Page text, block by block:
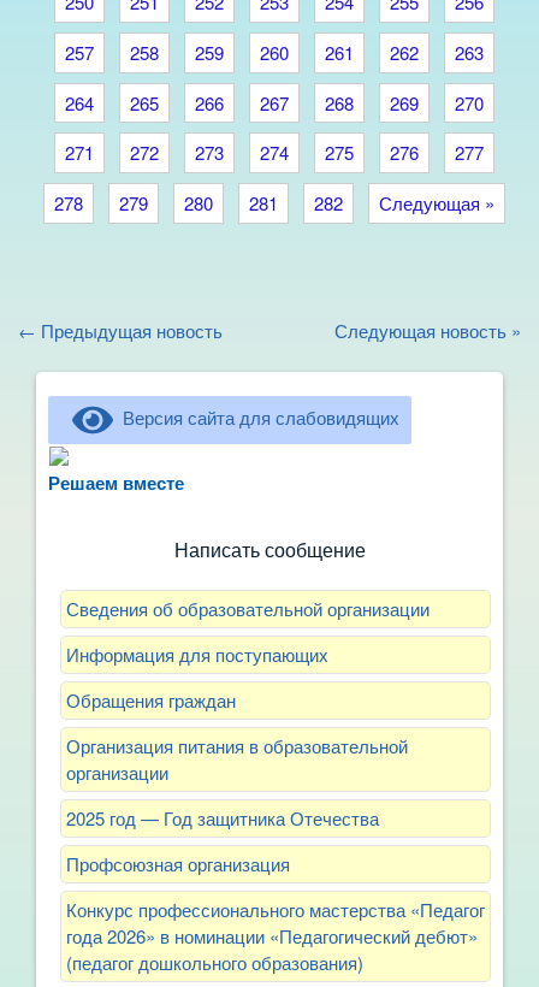
257
258 259 260 261 262
263
264
265 266 267 268 269
270
271
272 273 274 275 276
277
278
279 280 281 282 Следующая »
← Предыдущая новость Следующая новость »
Версия сайта для слабовидящих
Решаем вместерассказать о воспитателях? Знаете, как
Написать сообщение
Сведения об образовательной организации
Информация для поступающих
Обращения граждан
Организация питания в образовательной
организации
2025 год — Год защитника Отечества
Профсоюзная организация
Конкурс профессионального мастерства «Педагог
года 2026» в номинации «Педагогический дебют»
(педагог дошкольного образования)